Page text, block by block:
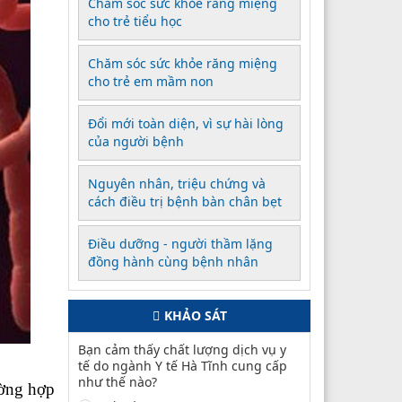
hợp
cho trẻ tiểu học
Chăm sóc sức khỏe răng miệng
cho trẻ em mầm non
Đổi mới toàn diện, vì sự hài lòng
của người bệnh
Nguyên nhân, triệu chứng và
cách điều trị bệnh bàn chân bẹt
Điều dưỡng - người thầm lặng
đồng hành cùng bệnh nhân
KHẢO SÁT
Bạn cảm thấy chất lượng dịch vụ y
tế do ngành Y tế Hà Tĩnh cung cấp
như thế nào?